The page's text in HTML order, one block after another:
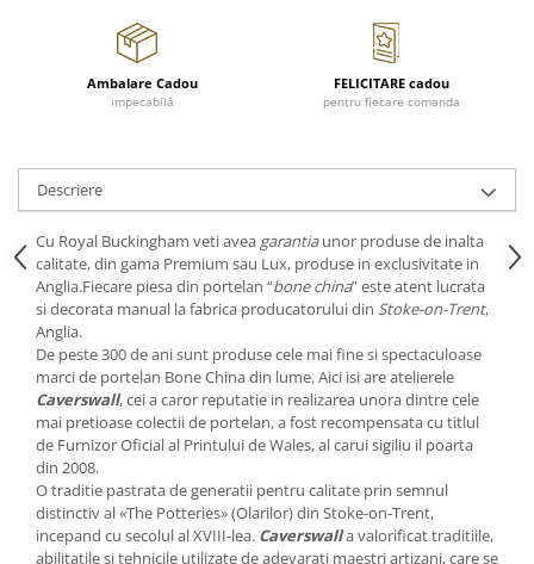
CELESTIAL PLATINUM
CORNUCOPIA
RENAISSANCE GOLD
ANTHEMION BLUE
BUTTERFLY BLOOM
OLD COUNTRY ROSES
PASHMINA
SIGNET PLATINUM
CELESTIAL GOLD
NATURE
CHINOISERIE WHITE
JASPER CONRAN WHITE
GILDED MUSE
WONDERLUST
MORRIS&AMP;CO
Ambalare Cadou
impecabilă
FELICITARE cadou
pentru fiecare comanda
Descriere
Cu Royal Buckingham veti avea garantiaunor produse de inalta
calitate, din gama Premium sau Lux, produse in exclusivitate in
Anglia.Fiecare piesa din portelan “bone china” este atent lucrata
si decorata manual la fabrica producatorului din Stoke-on-Trent,
Anglia.
De peste 300 de ani sunt produse cele mai fine si spectaculoase
marci de portelan Bone China din lume. Aici isi are atelierele
Caverswall, cei a caror reputatie in realizarea unora dintre cele
mai pretioase colectii de portelan, a fost recompensata cu titlul
de Furnizor Oficial al Printului de Wales, al carui sigiliu il poarta
din 2008.
O traditie pastrata de generatii pentru calitate prin semnul
distinctiv al «The Potteries» (Olarilor) din Stoke-on-Trent,
incepand cu secolul al XVIII-lea. Caverswalla valorificat traditiile,
abilitatile si tehnicile utilizate de adevarati maestri artizani, care se